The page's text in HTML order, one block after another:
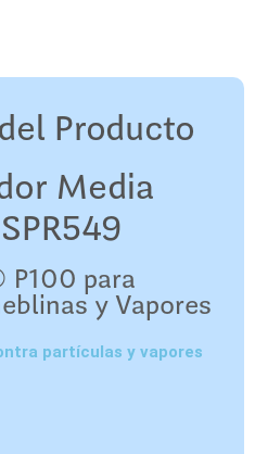
Producto
Media
P100 para
y Vapores
partículas y vapores